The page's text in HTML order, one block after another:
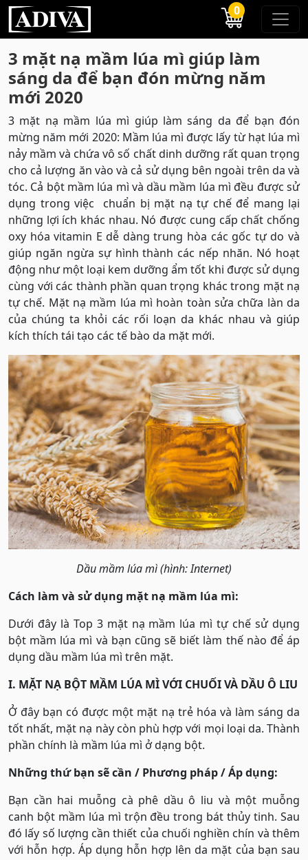
0
3 mặt nạ mầm lúa mì giúp làm
sáng da để bạn đón mừng năm
mới 2020
3 mặt nạ mầm lúa mì giúp làm sáng da để bạn đón
mừng năm mới 2020: Mầm lúa mì được lấy từ hạt lúa mì
nảy mầm và chứa vô số chất dinh dưỡng rất quan trọng
cho cả lượng ăn vào và cả sử dụng bên ngoài trên da và
tóc. Cả bột mầm lúa mì và dầu mầm lúa mì đều được sử
dụng trong việc chuẩn bị mặt nạ tự chế để mang lại
những lợi ích khác nhau. Nó được cung cấp chất chống
oxy hóa vitamin E dễ dàng trung hòa các gốc tự do và
giúp ngăn ngừa sự hình thành các nếp nhăn. Nó hoạt
động như một loại kem dưỡng ẩm tốt khi được sử dụng
cùng với các thành phần quan trọng khác trong mặt nạ
tự chế. Mặt nạ mầm lúa mì hoàn toàn sửa chữa làn da
của chúng ta khỏi các rối loạn da khác nhau và giúp
kích thích tái tạo các tế bào da mặt mới.
Dầu mầm lúa mì (hình: Internet)
Cách làm và sử dụng mặt nạ mầm lúa mì:
Dưới đây là Top 3 mặt nạ mầm lúa mì tự chế sử dụng
bột mầm lúa mì và bạn cũng sẽ biết làm thế nào để áp
dụng dầu mầm lúa mì trên mặt.
I. MẶT NẠ BỘT MẦM LÚA MÌ VỚI CHUỐI VÀ DẦU Ô LIU
Ở đây bạn có được một mặt nạ trẻ hóa và làm sáng da
tốt nhất, mặt nạ này còn phù hợp với mọi loại da. Thành
phần chính là mầm lúa mì ở dạng bột.
Những thứ bạn sẽ cần / Phương pháp / Áp dụng:
Bạn cần hai muỗng cà phê dầu ô liu và một muỗng
canh bột mầm lúa mì trộn đều trong bát thủy tinh. Sau
đó lấy số lượng cần thiết của chuối nghiền chín và thêm
với hỗn hợp. Áp dụng hỗn hợp lên da mặt của bạn sau